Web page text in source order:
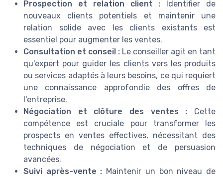
Prospection et relation client : Identifier de
nouveaux clients potentiels et maintenir une
relation solide avec les clients existants est
essentiel pour augmenter les ventes.
Consultation et conseil : Le conseiller agit en tant
qu'expert pour guider les clients vers les produits
ou services adaptés à leurs besoins, ce qui requiert
une connaissance approfondie des offres de
l'entreprise.
Négociation et clôture des ventes : Cette
compétence est cruciale pour transformer les
prospects en ventes effectives, nécessitant des
techniques de négociation et de persuasion
avancées.
Suivi après-vente : Maintenir un bon niveau de